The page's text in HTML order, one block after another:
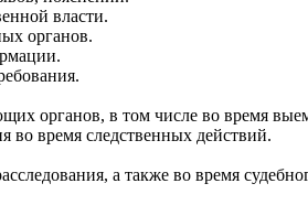
власти.
органов.
органов, в том числе во время
во время следственных действий.
а также во время